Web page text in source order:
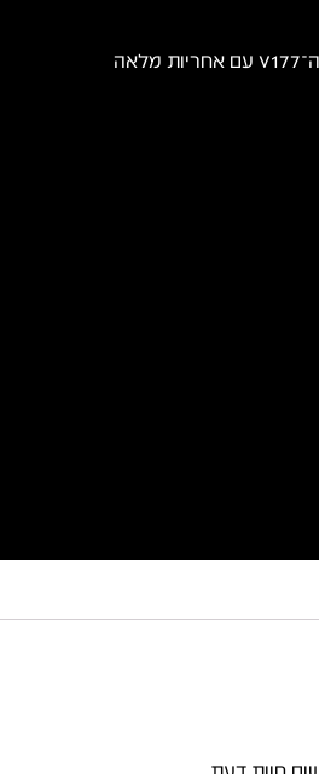
אנחנו היבואנים הרשמיים של MXL בישראל ומספקים את ה־V177 עם אחריות מלאה